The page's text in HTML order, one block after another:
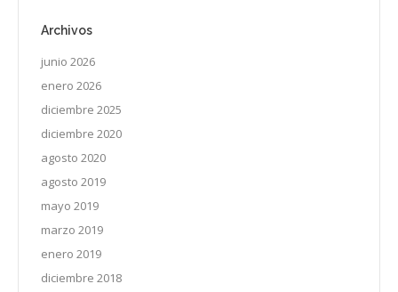
Archivos
junio 2026
enero 2026
diciembre 2025
diciembre 2020
agosto 2020
agosto 2019
mayo 2019
marzo 2019
enero 2019
diciembre 2018